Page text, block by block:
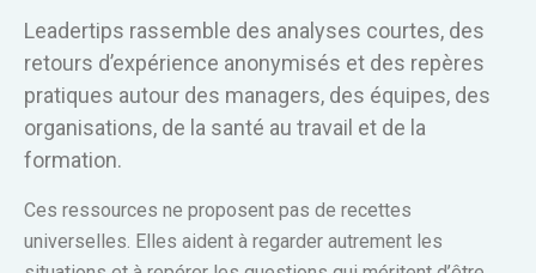
Leadertips rassemble des analyses courtes, des
retours d’expérience anonymisés et des repères
pratiques autour des managers, des équipes, des
organisations, de la santé au travail et de la
formation.
Ces ressources ne proposent pas de recettes
universelles. Elles aident à regarder autrement les